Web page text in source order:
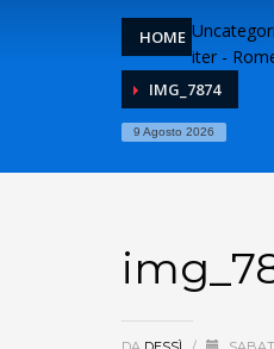
HOME
iter -
IMG_7874
9 Agosto 2026